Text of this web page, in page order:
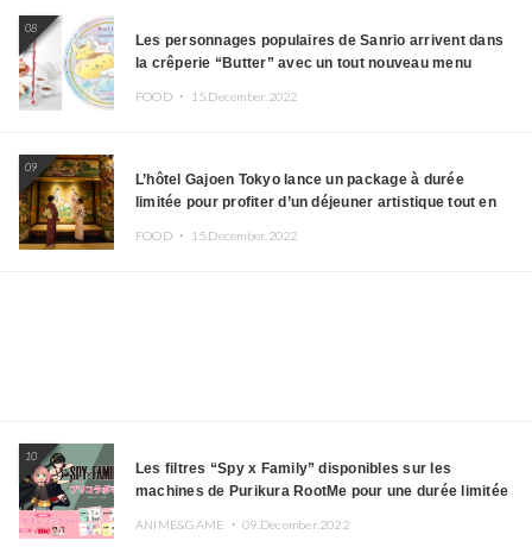
08
Les personnages populaires de Sanrio arrivent dans
la crêperie “Butter” avec un tout nouveau menu
FOOD ・ 15.December.2022
09
L’hôtel Gajoen Tokyo lance un package à durée
limitée pour profiter d’un déjeuner artistique tout en
FOOD ・ 15.December.2022
10
Les filtres “Spy x Family” disponibles sur les
machines de Purikura RootMe pour une durée limitée
ANIME&GAME ・09.December.2022